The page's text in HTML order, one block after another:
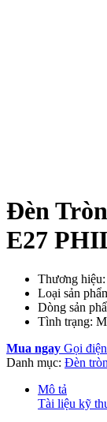
Đèn
E27
Thương
Loại sản
Dòng sản
Tình trạng:
Mua ngay Gọi
Danh mục: Đèn
Mô tả
Tài liệu kỹ